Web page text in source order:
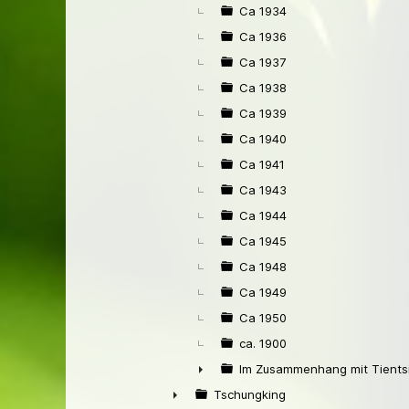
Ca 1934
Ca 1936
Ca 1937
Ca 1938
Ca 1939
Ca 1940
Ca 1941
Ca 1943
Ca 1944
Ca 1945
Ca 1948
Ca 1949
Ca 1950
ca. 1900
►
Im Zusammenhang mit
Tschungking